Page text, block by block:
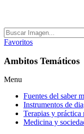
Favoritos
Ambitos Temáticos
Menu
Fuentes del saber
Instrumentos de
Terapias y práctica
Medicina y